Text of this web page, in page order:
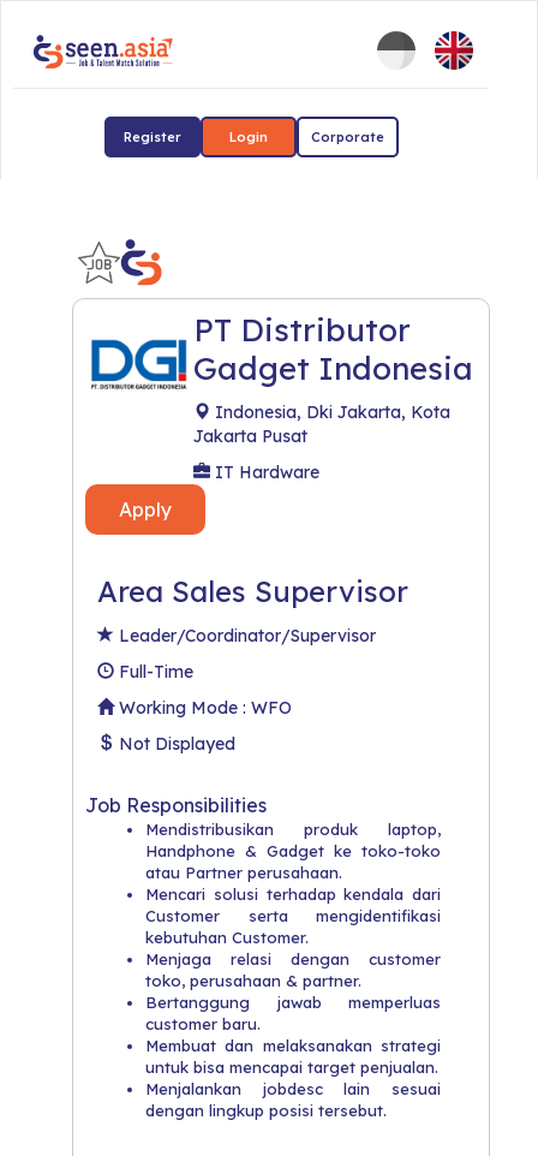
Register Login Corporate
PT Distributor
Gadget Indonesia
Indonesia, Dki Jakarta, Kota
Jakarta Pusat
IT Hardware
Apply
Area Sales Supervisor
Leader/Coordinator/Supervisor
Full-Time
Working Mode : WFO
Not Displayed
Job Responsibilities
Mendistribusikan produk laptop,
Handphone & Gadget ke toko-toko
atau Partner perusahaan.
Mencari solusi terhadap kendala dari
Customer serta mengidentifikasi
kebutuhan Customer.
Menjaga relasi dengan customer
toko, perusahaan & partner.
Bertanggung jawab memperluas
customer baru.
Membuat dan melaksanakan strategi
untuk bisa mencapai target penjualan.
Menjalankan jobdesc lain sesuai
dengan lingkup posisi tersebut.